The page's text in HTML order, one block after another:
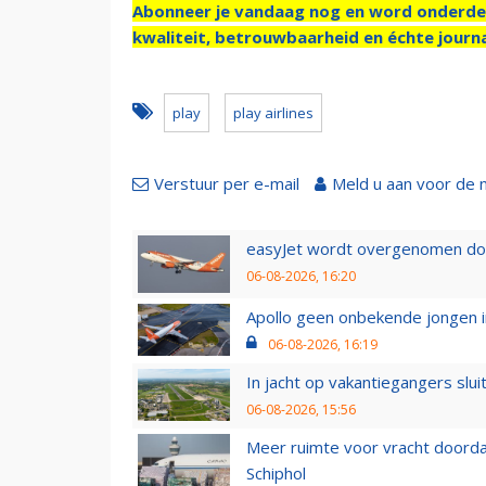
Abonneer je vandaag nog en word
kwaliteit, betrouwbaarheid en échte
play play airlines
Verstuur per e-mail Meld u aan voor de
easyJet wordt overgenomen
06-08-2026, 16:20
Apollo geen onbekende jongen
06-08-2026, 16:19
In jacht op vakantiegangers
06-08-2026, 15:56
Meer ruimte voor vracht
Schiphol